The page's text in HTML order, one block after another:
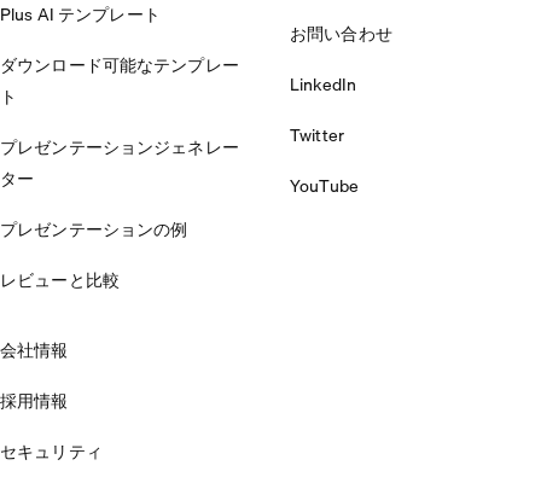
Plus AI テンプレート
ダウンロード可能なテンプレー
ト
プレゼンテーションジェネレー
ター
プレゼンテーションの例
レビューと比較
お問い合わせ
LinkedIn
Twitter
YouTube
会社情報
採用情報
セキュリティ